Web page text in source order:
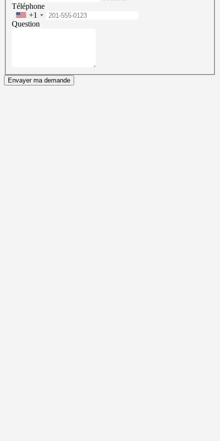
Téléphone
+1
Question
Envayer ma demande